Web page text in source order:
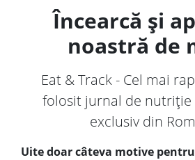
Încearcă și
noastră de
Eat & Track - Cel mai
folosit jurnal de nutriție
exclusiv din
Uite doar câteva motive